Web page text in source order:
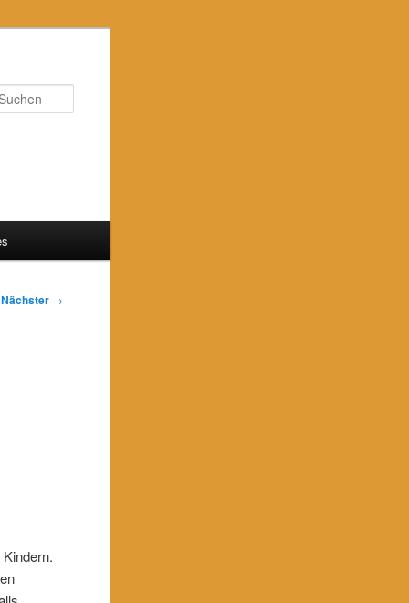
Nächster →